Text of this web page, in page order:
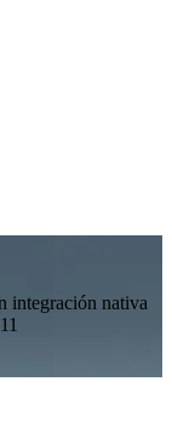
integración nativa